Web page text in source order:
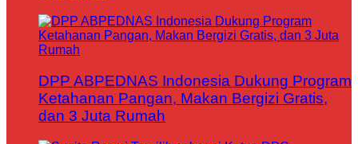
DPP ABPEDNAS Indonesia Dukung Program
Ketahanan Pangan, Makan Bergizi Gratis,
dan 3 Juta Rumah